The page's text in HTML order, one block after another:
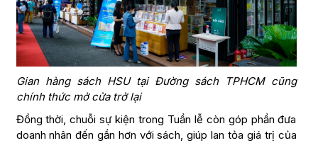
Gian hàng sách HSU tại Đường sách TPHCM cũng
chính thức mở cửa trở lại
Đồng thời, chuỗi sự kiện trong Tuần lễ còn góp phần đưa
doanh nhân đến gần hơn với sách, giúp lan tỏa giá trị của